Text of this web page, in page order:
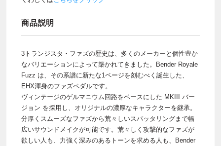
商品説明
3トランジスタ・ファズの歴史は、多くのメーカーと個性豊か
なバリエーションによって築かれてきました。Bender Royale
Fuzz は、その系譜に新たな1ページを刻むべく誕生した、
EHX渾身のファズペダルです。
ヴィンテージのゲルマニウム回路をベースにした MKIII バー
ジョン を採用し、オリジナルの濃厚なキャラクターを継承。
分厚くスムーズなファズから荒々しいスパッタリングまで幅
広いサウンドメイクが可能です。荒々しく攻撃的なファズが
欲しい人も、力強く深みのあるトーンを求める人も、Bender